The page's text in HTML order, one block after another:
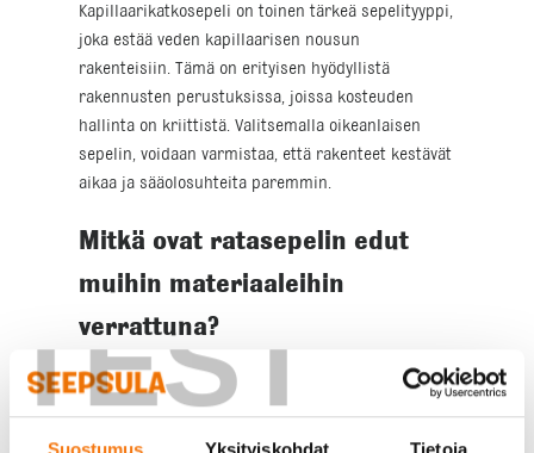
TEST
Suostumus Yksityiskohdat Tietoja
Kapillaarikatkosepeli on toinen tärkeä sepelityyppi,
joka estää veden kapillaarisen nousun
rakenteisiin. Tämä on erityisen hyödyllistä
rakennusten perustuksissa, joissa kosteuden
hallinta on kriittistä. Valitsemalla oikeanlaisen
sepelin, voidaan varmistaa, että rakenteet kestävät
aikaa ja sääolosuhteita paremmin.
Mitkä ovat ratasepelin edut
muihin materiaaleihin
verrattuna?
Ratasepelin yksi merkittävimmistä eduista on sen
erinomainen vedenläpäisykyky. Tämä ominaisuus
tekee siitä ihanteellisen valinnan alueille, joissa